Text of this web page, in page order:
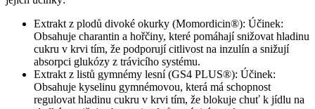
Extrakt z plodů divoké okurky (Momordicin®): Účinek:
Obsahuje charantin a hořčiny, které pomáhají snižovat hladinu
cukru v krvi tím, že podporují citlivost na inzulín a snižují
absorpci glukózy z trávicího systému.
Extrakt z listů gymnémy lesní (GS4 PLUS®): Účinek:
Obsahuje kyselinu gymnémovou, která má schopnost
regulovat hladinu cukru v krvi tím, že blokuje chuť k jídlu na